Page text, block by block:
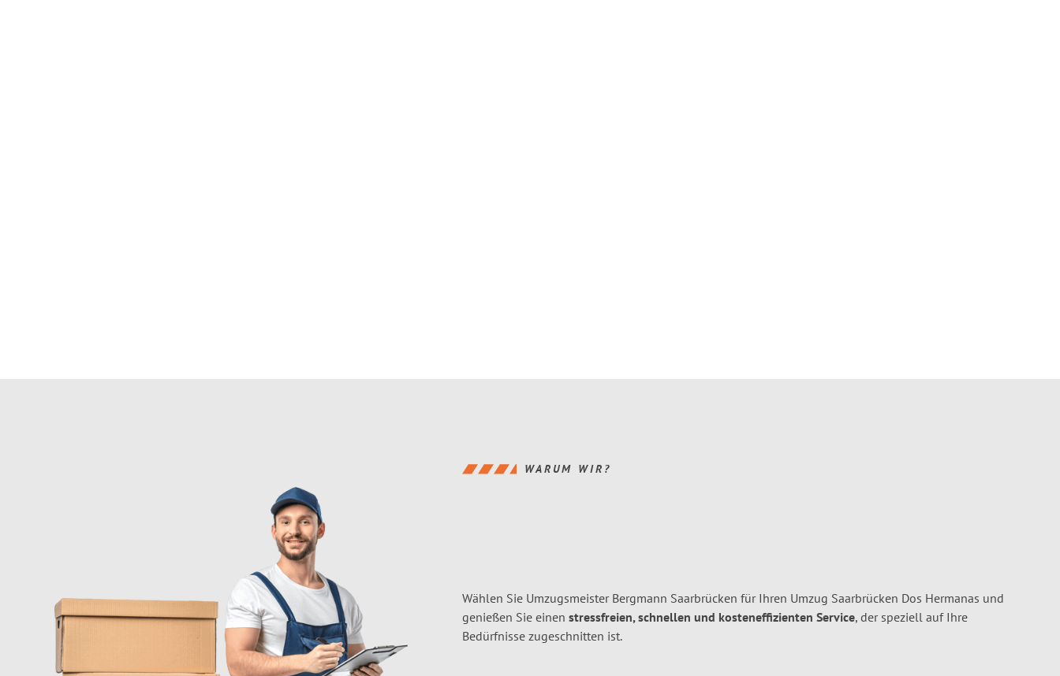
WARUM WIR?
Wählen Sie Umzugsmeister Bergmann Saarbrücken für Ihren Umzug Saarbrücken Dos Hermanas und
genießen Sie einen stressfreien, schnellen und kosteneffizienten Service, der speziell auf Ihre
Bedürfnisse zugeschnitten ist.